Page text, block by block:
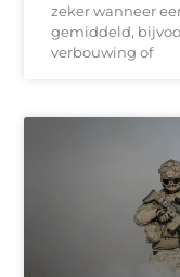
zeker wanneer
gemiddeld,
verbouwing of